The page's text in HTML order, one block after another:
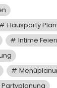
Hausparty
Intime
Partyplanung